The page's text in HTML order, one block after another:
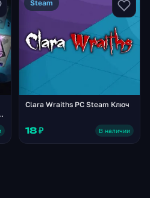
Steam
Clara Wraiths PC Steam Ключ
18 ₽ В наличии